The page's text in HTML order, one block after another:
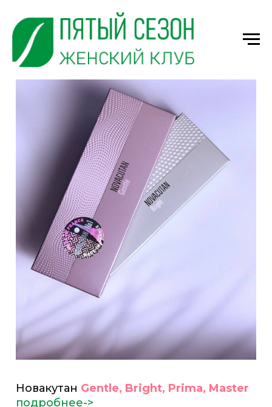
Новакутан Gentle, Bright, Prima, Master
подробнее->